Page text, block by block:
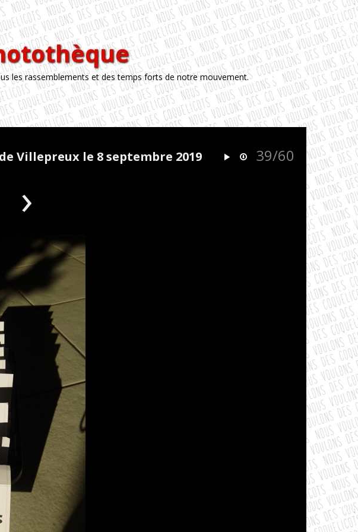
les rassemblements et des temps forts de notre mouvement.
39/60
Villepreux le 8 septembre 2019
›